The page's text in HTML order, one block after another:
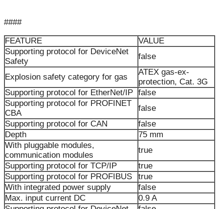
####
FEATURE
VALUE
Supporting protocol for DeviceNet
Safety
false
Explosion safety category for gas
ATEX gas-ex-
protection, Cat. 3G
Supporting protocol for EtherNet/IP false
Supporting protocol for PROFINET
CBA
false
Supporting protocol for CAN
false
Depth
75 mm
With pluggable modules,
communication modules
true
Supporting protocol for TCP/IP
true
Supporting protocol for PROFIBUS
true
With integrated power supply
false
Max. input current DC
0.9 A